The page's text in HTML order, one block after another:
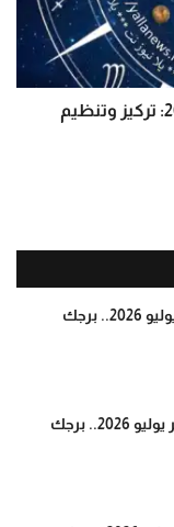
برج العذراء اليوم السبت 8 أغسطس 2026: تركيز وتنظيم
توقعات برج الجدي لشهر يوليو 2026.. برجك
توقعات برج القوس لشهر يوليو 2026.. برجك